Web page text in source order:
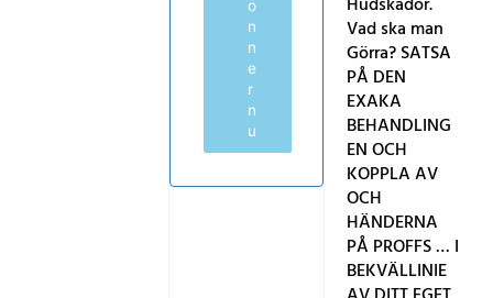
o
n
n
e
r
n
u
Vad ska man
Görra? SATSA
PÅ DEN
EXAKA
BEHANDLING
EN OCH
KOPPLA AV
OCH
HÄNDERNA
PÅ PROFFS … I
BEKVÄLLINIE